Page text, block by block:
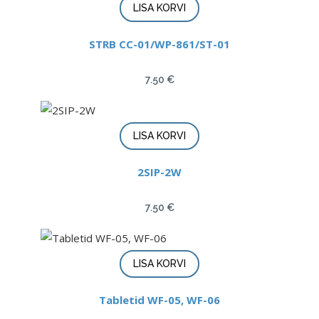
LISA KORVI
STRB CC-01/WP-861/ST-01
7.50 €
LISA KORVI
2SIP-2W
7.50 €
LISA KORVI
Tabletid WF-05, WF-06